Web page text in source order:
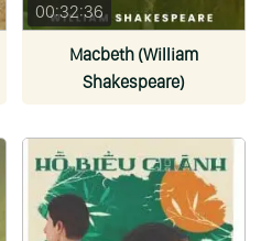
00:32:36
Macbeth (William
Shakespeare)